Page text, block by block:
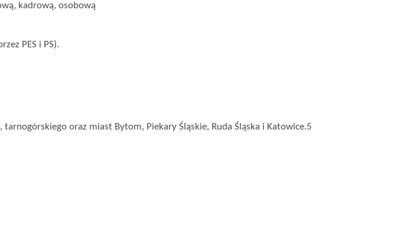
kadrową, osobową
PES i PS).
oraz miast Bytom, Piekary Śląskie, Ruda Śląska i Katowice.5